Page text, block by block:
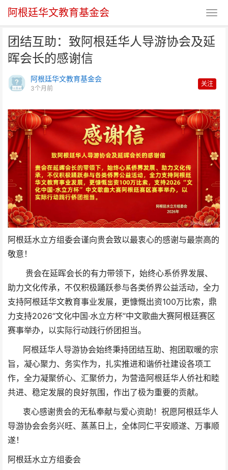
阿根廷华文教育基金会
团结互助：致阿根廷华人导游协会及延
晖会长的感谢信
阿根廷华文教育基金会
3个月前
关注
阿根廷水立方组委会谨向贵会致以最衷心的感谢与最崇高的
敬意！
贵会在延晖会长的有力带领下，始终心系侨界发展、
助力文化传承，不仅积极踊跃参与各类侨界公益活动，全力
支持阿根廷华文教育事业发展，更慷慨出资100万比索，鼎
力支持2026“文化中国·水立方杯”中文歌曲大赛阿根廷赛区
赛事举办，以实际行动践行侨团担当。
阿根廷华人导游协会始终秉持团结互助、抱团取暖的宗
旨，凝心聚力、务实作为，扎实推进和谐侨社建设各项工
作，全力凝聚侨心、汇聚侨力，为营造阿根廷华人侨社和睦
共进、稳定发展的良好氛围，作出了极为重要的贡献。
衷心感谢贵会的无私奉献与爱心资助！祝愿阿根廷华人
导游协会会务兴旺、蒸蒸日上，全体同仁平安顺遂、万事顺
遂！
阿根廷水立方组委会
团结互助：致阿根廷华人导游协会
及延晖会长的感谢信